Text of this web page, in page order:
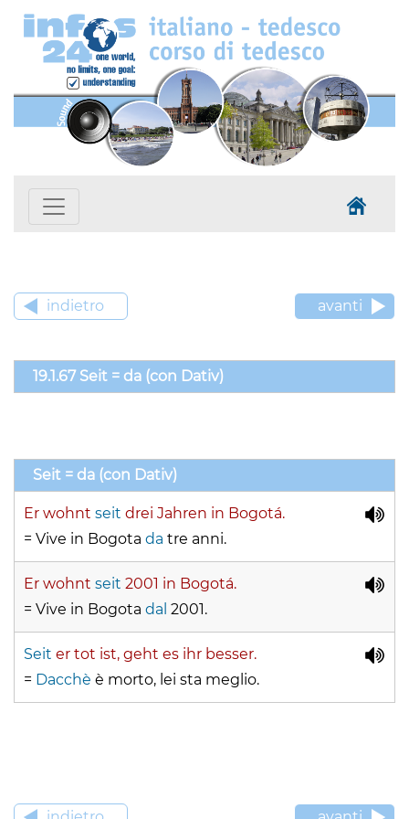
indietro avanti
19.1.67 Seit = da (con Dativ)
Seit = da (con Dativ)
Er wohnt seit drei Jahren in Bogotá.
= Vive in Bogota da tre anni.
Er wohnt seit 2001 in Bogotá.
= Vive in Bogota dal 2001.
Seit er tot ist, geht es ihr besser.
= Dacchè è morto, lei sta meglio.